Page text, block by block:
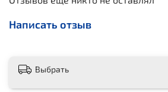
Написать отзыв
Выбрать